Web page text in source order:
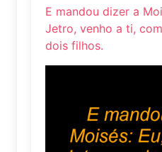
E mandou dizer a
Jetro, venho a ti,
dois filhos.